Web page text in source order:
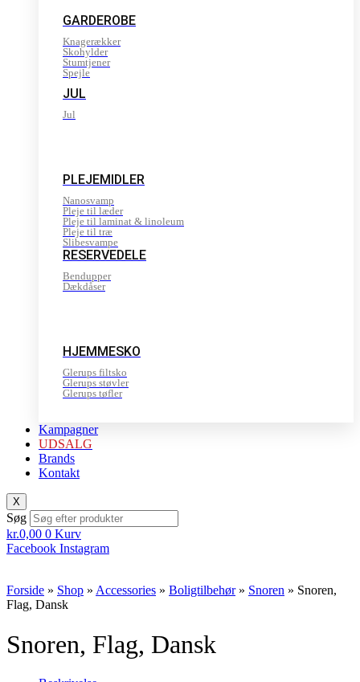
GARDEROBE
Knagerækker
Skohylder
Stumtjener
Spejle
JUL
Jul
PLEJEMIDLER
Nanosvamp
Pleje til læder
Pleje til laminat & linoleum
Pleje til træ
Slibesvampe
RESERVEDELE
Bendupper
Dækdåser
HJEMMESKO
Glerups filtsko
Glerups støvler
Glerups tøfler
Kampagner
UDSALG
Brands
Kontakt
X
Søg
kr.0,00 0 Kurv
Facebook Instagram
Forside » Shop » Accessories » Boligtilbehør» Snoren » Snoren,
Flag, Dansk
Snoren, Flag, Dansk